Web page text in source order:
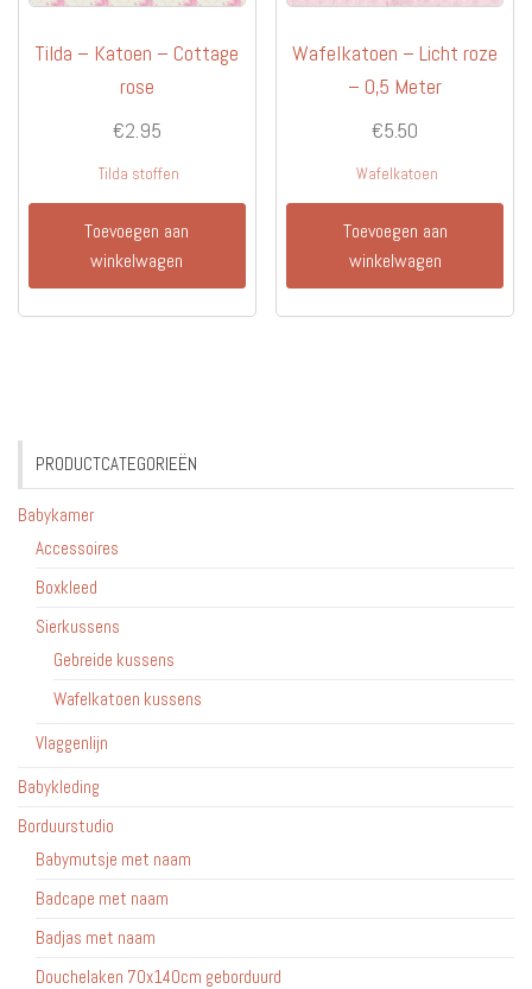
Tilda – Katoen – Cottage
rose
€2.95
Tilda stoffen
Toevoegen aan
winkelwagen
Wafelkatoen – Licht roze
– 0,5 Meter
€5.50
Wafelkatoen
Toevoegen aan
winkelwagen
PRODUCTCATEGORIEËN
Babykamer
Accessoires
Boxkleed
Sierkussens
Gebreide kussens
Wafelkatoen kussens
Vlaggenlijn
Babykleding
Borduurstudio
Babymutsje met naam
Badcape met naam
Badjas met naam
Douchelaken 70x140cm geborduurd